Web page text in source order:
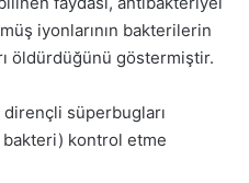
iyonlarının bakterilerin
öldürdüğünü göstermiştir.
süperbugları
kontrol etme